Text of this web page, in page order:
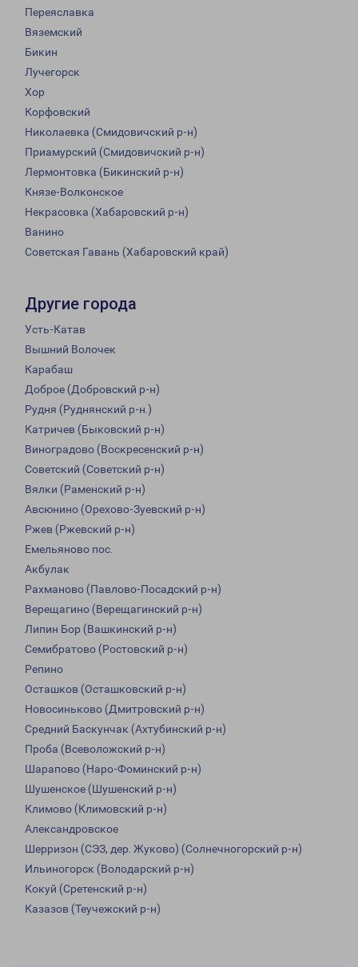
Переяславка
Вяземский
Бикин
Лучегорск
Хор
Корфовский
Николаевка (Смидовичский р-н)
Приамурский (Смидовичский р-н)
Лермонтовка (Бикинский р-н)
Князе-Волконское
Некрасовка (Хабаровский р-н)
Ванино
Советская Гавань (Хабаровский край)
Другие города
Усть-Катав
Вышний Волочек
Карабаш
Доброе (Добровский р-н)
Рудня (Руднянский р-н.)
Катричев (Быковский р-н)
Виноградово (Воскресенский р-н)
Советский (Советский р-н)
Вялки (Раменский р-н)
Авсюнино (Орехово-Зуевский р-н)
Ржев (Ржевский р-н)
Емельяново пос.
Акбулак
Рахманово (Павлово-Посадский р-н)
Верещагино (Верещагинский р-н)
Липин Бор (Вашкинский р-н)
Семибратово (Ростовский р-н)
Репино
Осташков (Осташковский р-н)
Новосиньково (Дмитровский р-н)
Средний Баскунчак (Ахтубинский р-н)
Проба (Всеволожский р-н)
Шарапово (Наро-Фоминский р-н)
Шушенское (Шушенский р-н)
Климово (Климовский р-н)
Александровское
Шерризон (СЭЗ, дер. Жуково) (Солнечногорский р-н)
Ильиногорск (Володарский р-н)
Кокуй (Сретенский р-н)
Казазов (Теучежский р-н)